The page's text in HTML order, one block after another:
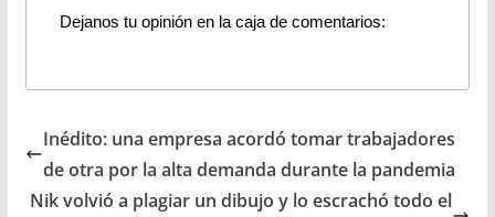
Dejanos tu opinión en la caja de comentarios:
Inédito: una empresa acordó tomar trabajadores
de otra por la alta demanda durante la pandemia
Nik volvió a plagiar un dibujo y lo escrachó todo el